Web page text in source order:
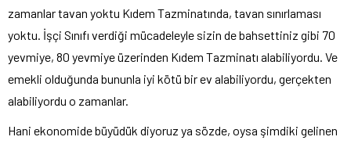
zamanlar tavan yoktu Kıdem Tazminatında, tavan sınırlaması
yoktu. İşçi Sınıfı verdiği mücadeleyle sizin de bahsettiniz gibi 70
yevmiye, 80 yevmiye üzerinden Kıdem Tazminatı alabiliyordu. Ve
emekli olduğunda bununla iyi kötü bir ev alabiliyordu, gerçekten
alabiliyordu o zamanlar.
Hani ekonomide büyüdük diyoruz ya sözde, oysa şimdiki gelinen